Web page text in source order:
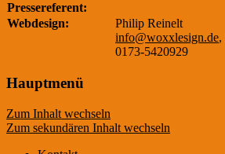
Pressereferent:
Webdesign:
Philip Reinelt
info@woxxlesign.de,
0173-5420929
Hauptmenü
Zum Inhalt wechseln
Zum sekundären Inhalt wechseln